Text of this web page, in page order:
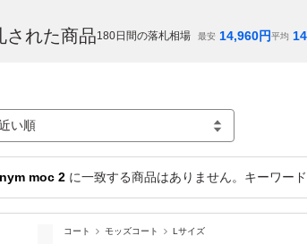
された商品180日間の落札相場 最安 14,960円平均
い順
moc 2 に一致する商品はありません。キーワー
コート モッズコート Lサイズ